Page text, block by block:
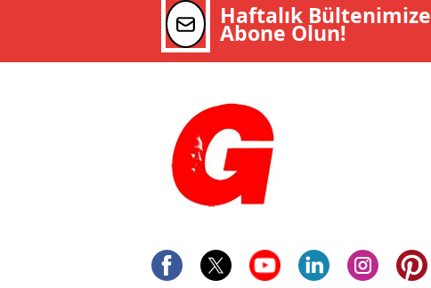
Haftalık Bültenimize
Abone Olun!